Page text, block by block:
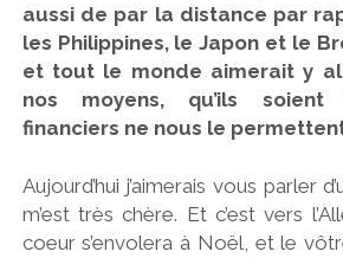
aussi de par la distance par
les Philippines, le Japon et le
et tout le monde aimerait y
nos moyens, qu’ils soient
financiers ne nous le
Aujourd’hui j’aimerais vous parler
m’est très chère. Et c’est vers
coeur s’envolera à Noël, et le